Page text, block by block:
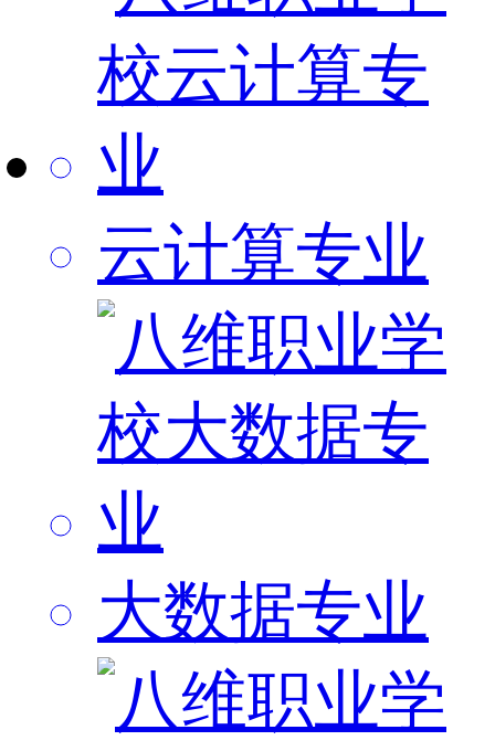
云计算专业
大数据专业